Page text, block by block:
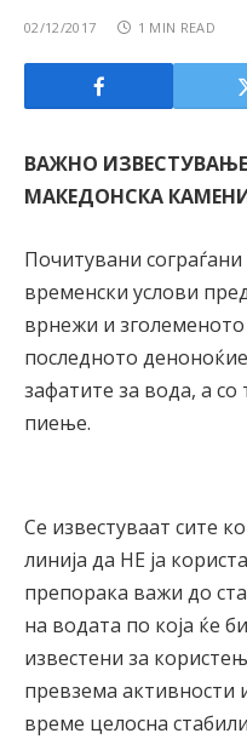
02/12/2017 1 MIN READ
ВАЖНО
МАКЕДОНСКА
Почитувани
временски услови
врнежи и
последното
зафатите за вода, а
пиење.
Се известуваат сите
линија да НЕ ја
препорака важи до
на водата по која ќе
известени за
превзема активности
време целосна